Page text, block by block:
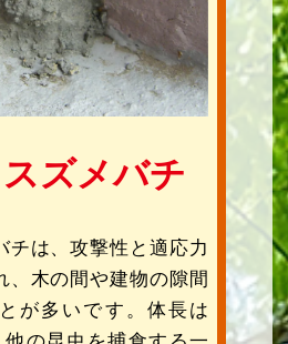
ズメバチ
チは、攻撃性と適応力
、木の間や建物の隙間
が多いです。体長は